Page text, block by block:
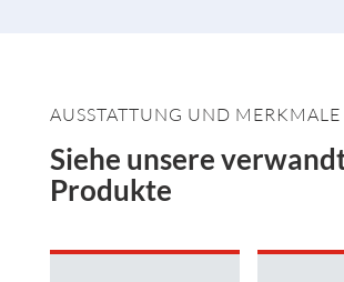
AUSSTATTUNG UND MERKMALE
Siehe unsere
Produkte